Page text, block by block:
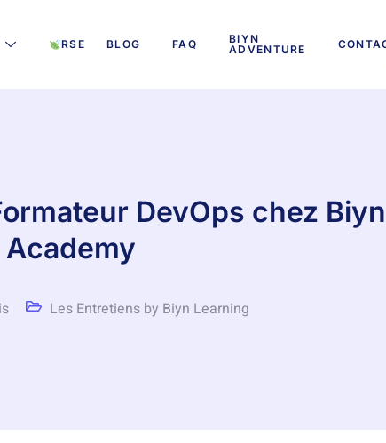
RSE BLOG FAQ
BIYN
ADVENTURE
DevOps chez
Academy
Les Entretiens by Biyn Learning